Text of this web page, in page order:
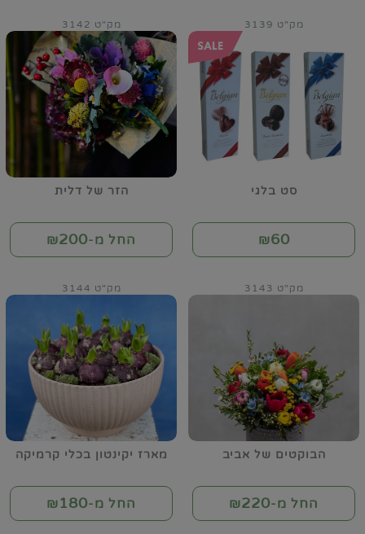
סט בלגי
מק"ט 3139
₪60
הזר של דלית
מק"ט 3142
החל מ-₪200
הבוקטים של אביב
מק"ט 3143
החל מ-₪220
מארז יקינטון בכלי קרמיקה
מק"ט 3144
החל מ-₪180